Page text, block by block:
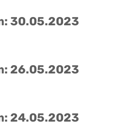
30.05.2023
26.05.2023
24.05.2023